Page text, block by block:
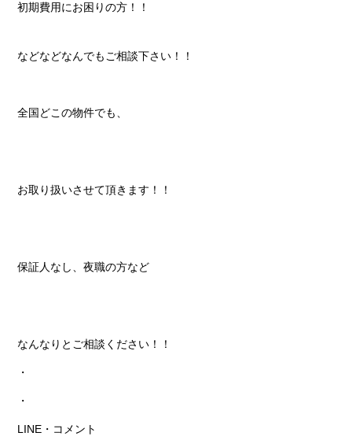
初期費用にお困りの方！！
などなどなんでもご相談下さい！！
全国どこの物件でも、
お取り扱いさせて頂きます！！
保証人なし、夜職の方など
なんなりとご相談ください！！
・
・
LINE・コメント